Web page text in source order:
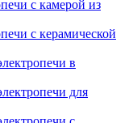
с камерой из
с керамической
в
для